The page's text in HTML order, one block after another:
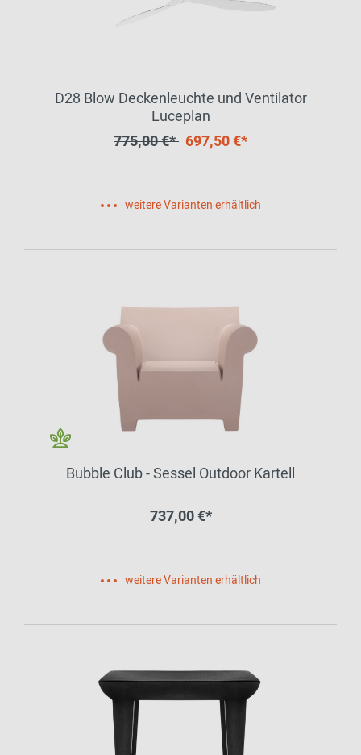
D28 Blow Deckenleuchte und Ventilator
Luceplan
775,00 €* 697,50 €*
weitere Varianten erhältlich
Bubble Club - Sessel Outdoor Kartell
737,00 €*
weitere Varianten erhältlich